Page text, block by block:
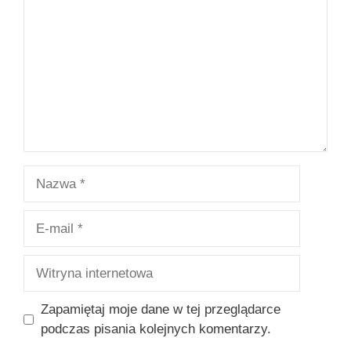
internetowa
Zapamiętaj moje dane w tej przeglądarce
podczas pisania kolejnych komentarzy.